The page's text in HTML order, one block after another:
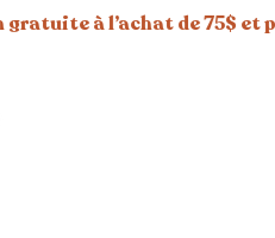
à l’achat de 75$ et plus!